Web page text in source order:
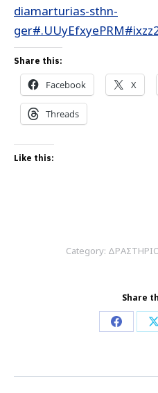
diamarturias-sthn-
Share this:
Facebook X
Threads
Like this:
Category:
Share
Share